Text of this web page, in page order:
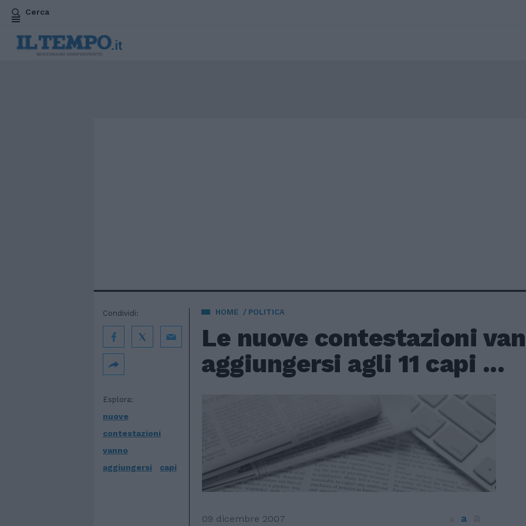
Cerca
HOME POLITICA
Le nuove contestazioni
aggiungersi agli 11 capi ...
Esplora:
nuove
contestazioni
vanno
aggiungersi
capi
Condividi:
09 dicembre 2007 a